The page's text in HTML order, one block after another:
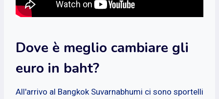
Dove è meglio cambiare gli
euro in baht?
All'arrivo al Bangkok Suvarnabhumi ci sono sportelli